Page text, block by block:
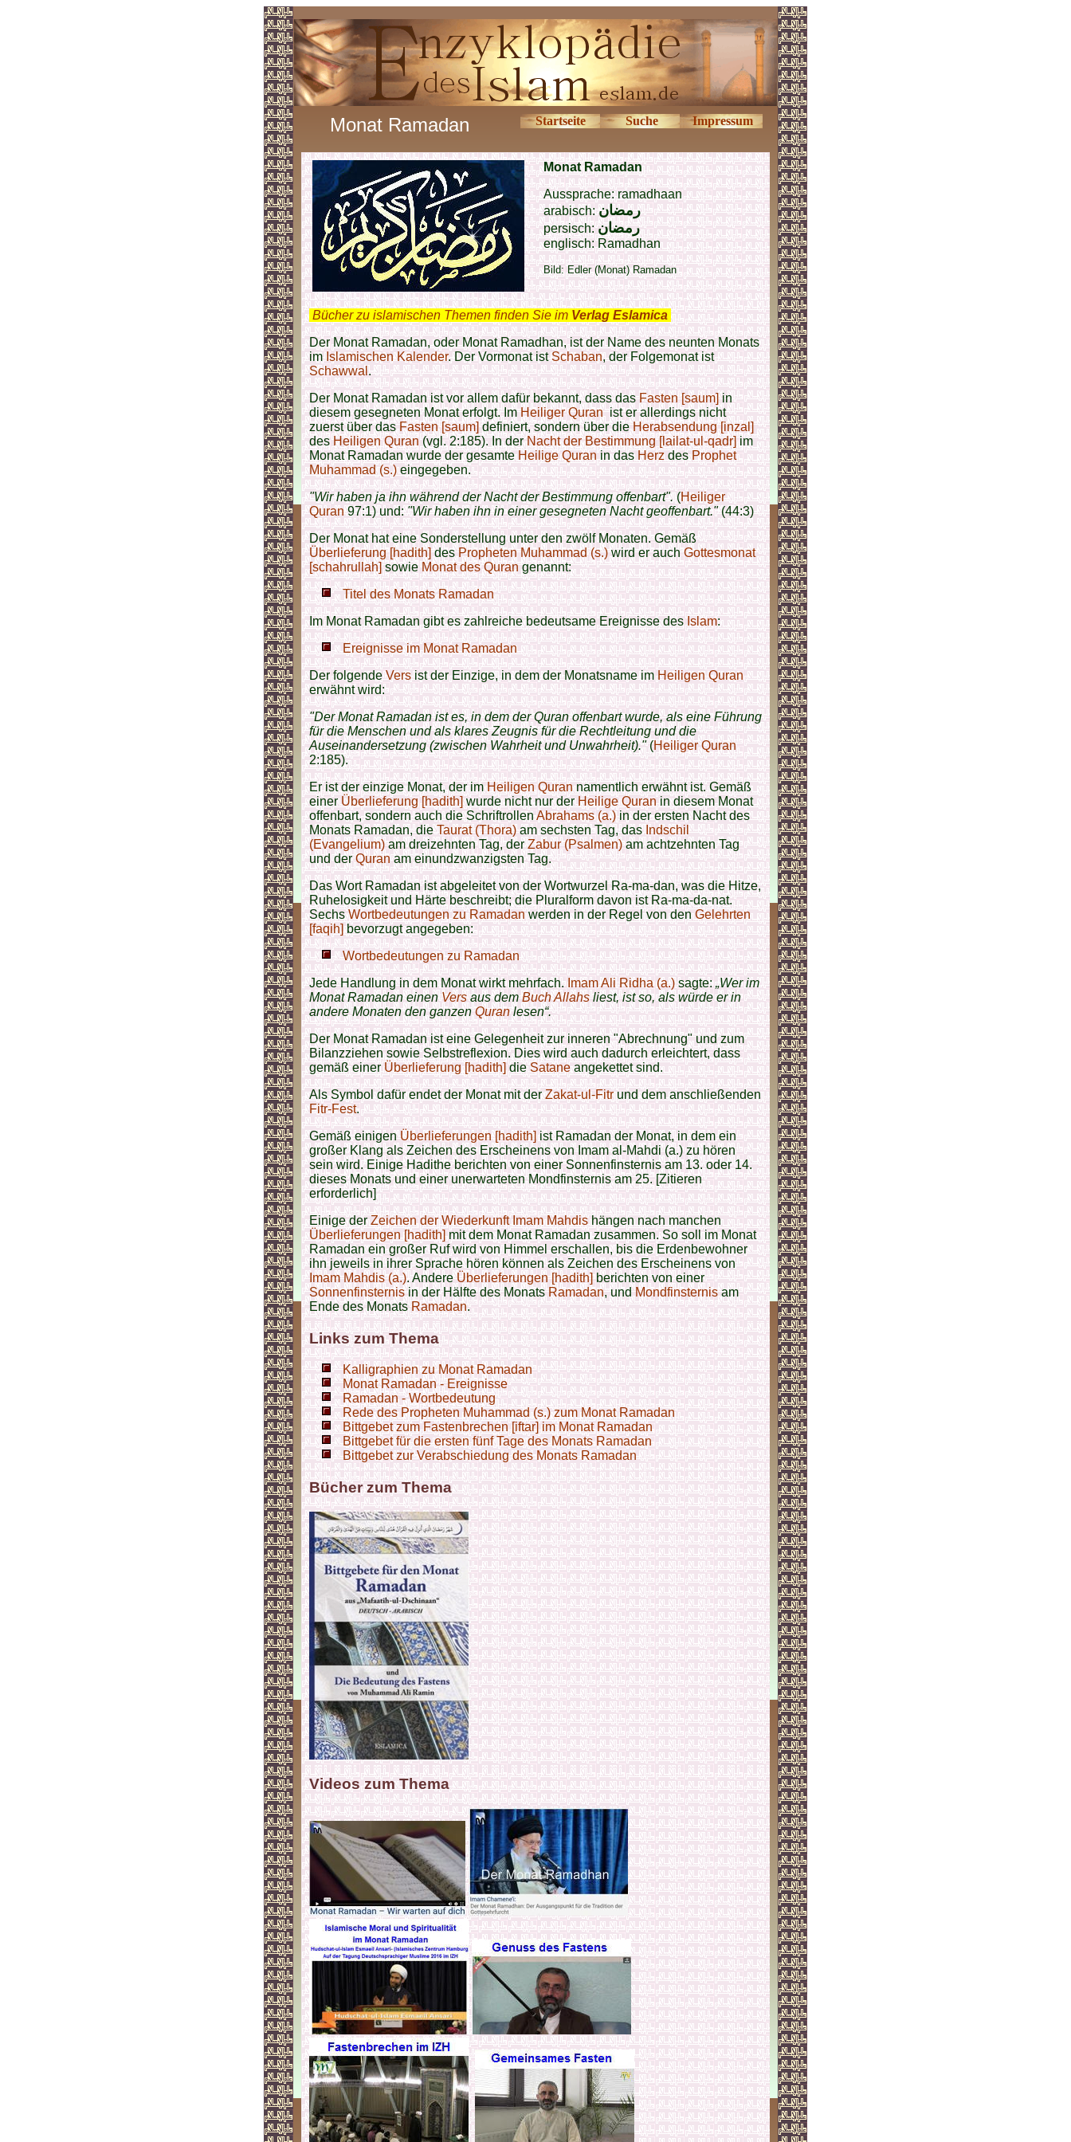
Monat Ramadan Startseite Suche Impressum
Monat Ramadan
Aussprache: ramadhaan
arabisch:رمضان
persisch:رمضان
englisch: Ramadhan
Bild: Edler (Monat) Ramadan
Bücher zu islamischen Themen finden Sie im Verlag Eslamica
Der Monat Ramadan, oder Monat Ramadhan, ist der Name des neunten Monats
imIslamischen Kalender. Der Vormonat istSchaban, der Folgemonat ist
Schawwal.
Der Monat Ramadan ist vor allem dafür bekannt, dass dasFasten [saum]in
diesem gesegneten Monat erfolgt. ImHeiliger Quranist er allerdings nicht
zuerst über dasFasten [saum]definiert, sondern über dieHerabsendung [inzal]
desHeiligen Quran(vgl. 2:185).In derNacht der Bestimmung [lailat-ul-qadr]im
Monat Ramadan wurde der gesamteHeilige Quranin das Herz desProphet
Muhammad (s.)eingegeben.
"Wir haben ja ihn während der Nacht der Bestimmung offenbart".(Heiliger
Quran97:1) und:"Wir haben ihn in einer gesegneten Nacht geoffenbart."(44:3)
Der Monat hat eine Sonderstellung unter den zwölf Monaten. Gemäß
Überlieferung [hadith]desPropheten Muhammad (s.)wird er auchGottesmonat
[schahrullah]sowieMonat des Qurangenannt:
Titel des Monats Ramadan
Im Monat Ramadan gibt es zahlreiche bedeutsame Ereignisse desIslam:
Ereignisse im Monat Ramadan
Der folgendeVersist der Einzige, in dem der Monatsname imHeiligen Quran
erwähnt wird:
"Der Monat Ramadan ist es, in dem der Quran offenbart wurde, als eine Führung
für die Menschen und als klares Zeugnis für die Rechtleitung und die
Auseinandersetzung (zwischen Wahrheit und Unwahrheit)."(Heiliger Quran
2:185).
Er ist der einzige Monat, der imHeiligen Qurannamentlich erwähnt ist. Gemäß
einerÜberlieferung [hadith]wurde nicht nur derHeilige Quranin diesem Monat
offenbart, sondern auch die SchriftrollenAbrahams (a.)in der ersten Nacht des
Monats Ramadan, dieTaurat (Thora)am sechsten Tag, dasIndschil
(Evangelium)am dreizehnten Tag, derZabur (Psalmen)am achtzehnten Tag
und derQuranam einundzwanzigsten Tag.
Das Wort Ramadan ist abgeleitet von der Wortwurzel Ra-ma-dan, was die Hitze,
Ruhelosigkeit und Härte beschreibt; die Pluralform davon ist Ra-ma-da-nat.
SechsWortbedeutungen zu Ramadanwerden in der Regel von denGelehrten
[faqih]bevorzugt angegeben:
Wortbedeutungen zu Ramadan
Jede Handlung in dem Monat wirkt mehrfach.Imam Ali Ridha (a.)sagte:„Wer im
Monat Ramadan einenVersaus demBuch Allahsliest, ist so, als würde er in
andere Monaten den ganzenQuranlesen“.
Der Monat Ramadan ist eine Gelegenheit zur inneren "Abrechnung" und zum
Bilanzziehen sowie Selbstreflexion. Dies wird auch dadurch erleichtert, dass
gemäß einerÜberlieferung [hadith]dieSataneangekettet sind.
Als Symbol dafür endet der Monat mit derZakat-ul-Fitrund dem anschließenden
Fitr-Fest.
Gemäß einigenÜberlieferungen [hadith] ist Ramadan der Monat, in dem ein
großer Klang als Zeichen des Erscheinens von Imam al-Mahdi (a.) zu hören
sein wird. Einige Hadithe berichten von einer Sonnenfinsternis am 13. oder 14.
dieses Monats und einer unerwarteten Mondfinsternis am 25. [Zitieren
erforderlich]
Einige derZeichen der Wiederkunft Imam Mahdishängen nach manchen
Überlieferungen [hadith]mit dem Monat Ramadan zusammen. So soll im Monat
Ramadan ein großer Ruf wird von Himmel erschallen, bis die Erdenbewohner
ihn jeweils in ihrer Sprache hören können als Zeichen des Erscheinens von
Imam Mahdis (a.). AndereÜberlieferungen [hadith]berichten von einer
Sonnenfinsternisin der Hälfte des MonatsRamadan, undMondfinsternisam
Ende des MonatsRamadan.
Links zum Thema
Kalligraphien zu Monat Ramadan
Monat Ramadan - Ereignisse
Ramadan - Wortbedeutung
Rede des Propheten Muhammad (s.) zum Monat Ramadan
Bittgebet zum Fastenbrechen [iftar] im Monat Ramadan
Bittgebet für die ersten fünf Tage des Monats Ramadan
Bittgebet zur Verabschiedung des Monats Ramadan
Bücher zum Thema
Videos zum Thema